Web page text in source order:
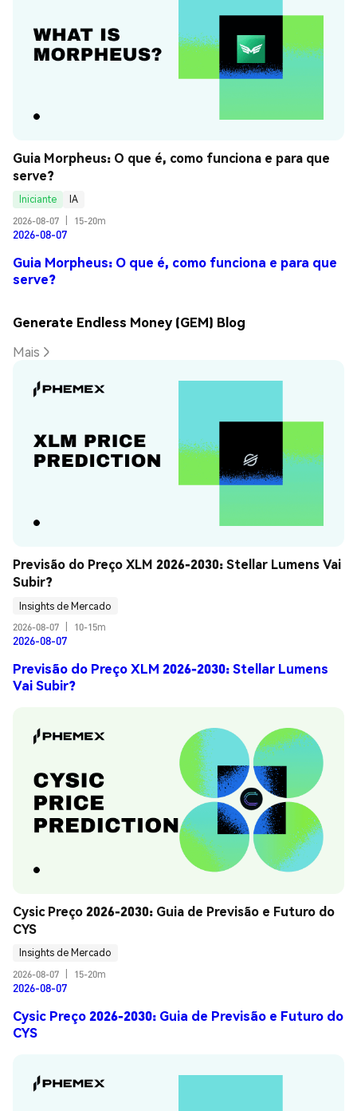
Guia Morpheus: O que é, como funciona e para que
serve?
Iniciante
IA
2026-08-07
15-20m
2026-08-07
Guia Morpheus: O que é, como funciona e para que
serve?
Generate Endless Money (GEM) Blog
Mais
Previsão do Preço XLM 2026-2030: Stellar Lumens Vai
Subir?
Insights de Mercado
2026-08-07
10-15m
2026-08-07
Previsão do Preço XLM 2026-2030: Stellar Lumens
Vai Subir?
Cysic Preço 2026-2030: Guia de Previsão e Futuro do
CYS
Insights de Mercado
2026-08-07
15-20m
2026-08-07
Cysic Preço 2026-2030: Guia de Previsão e Futuro do
CYS